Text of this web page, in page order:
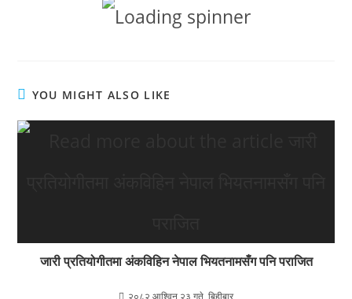
YOU MIGHT ALSO LIKE
जारी प्रतियोगीतमा अंकविहिन नेपाल भियतनामसँग पनि पराजित
२०८२ आश्विन २३ गते, बिहीबार